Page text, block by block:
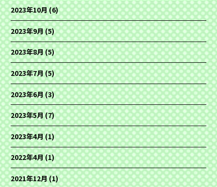
2023年10月(6)
2023年9月(5)
2023年8月(5)
2023年7月(5)
2023年6月(3)
2023年5月(7)
2023年4月(1)
2022年4月(1)
2021年12月(1)